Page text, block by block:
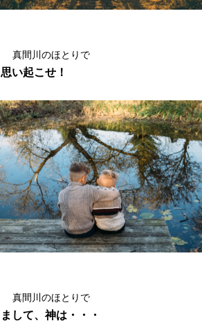
真間川のほとりで
思い起こせ！
2021.06.28
真間川のほとりで
まして、神は・・・